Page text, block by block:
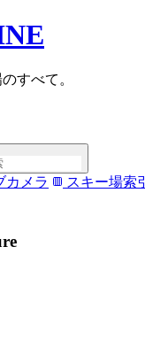
すべて。
カメラ スキー場索引